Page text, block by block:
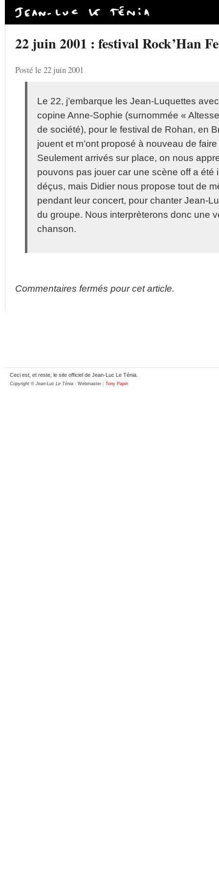
22 juin 2001 : festival Rock’Han
Posté le 22 juin 2001
Le 22, j’embarque les Jean-Luquettes
copine Anne-Sophie (surnommée «
de société), pour le festival de Rohan, en
jouent et m’ont proposé à nouveau de
Seulement arrivés sur place, on nous
pouvons pas jouer car une scène off a été
déçus, mais Didier nous propose tout de
pendant leur concert, pour chanter Jean-
du groupe. Nous interprèterons donc une
chanson.
Commentaires fermés pour cet article.
Ceci est, et reste, le site officiel de Jean-Luc Le Ténia.
Copyright © Jean-Luc Le Ténia - Webmaster : Tony Papin